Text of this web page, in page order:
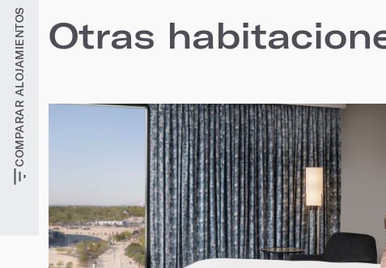
COMPARAR ALOJAMIENTOS Otras